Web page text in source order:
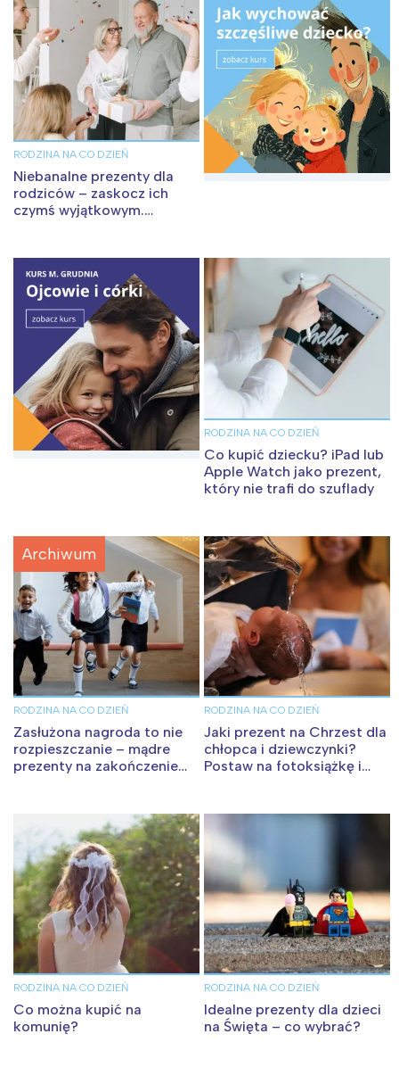
RODZINA NA CO DZIEŃ
Niebanalne prezenty dla
rodziców – zaskocz ich
czymś wyjątkowym.
RODZINA NA CO DZIEŃ
Co kupić dziecku? iPad lub
Apple Watch jako prezent,
który nie trafi do szuflady
RODZINA NA CO DZIEŃ
Zasłużona nagroda to nie
rozpieszczanie – mądre
prezenty na zakończenie
RODZINA NA CO DZIEŃ
Jaki prezent na Chrzest dla
chłopca i dziewczynki?
Postaw na fotoksiążkę i
RODZINA NA CO DZIEŃ
Co można kupić na
komunię?
RODZINA NA CO DZIEŃ
Idealne prezenty dla dzieci
na Święta – co wybrać?
tego regionu:
Warszawa
Łódź
Trójmiasto
Poznań
Wrocław
Śląsk
Kraków
Południe
Północ
Wszystkie